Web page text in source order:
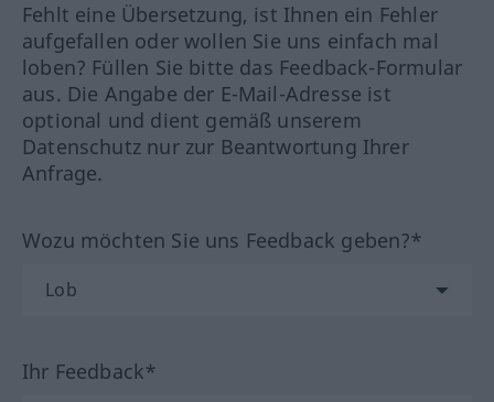
Fehlt eine Übersetzung, ist Ihnen ein Fehler
aufgefallen oder wollen Sie uns einfach mal
loben? Füllen Sie bitte das Feedback-Formular
aus. Die Angabe der E-Mail-Adresse ist
optional und dient gemäß unserem
Datenschutz nur zur Beantwortung Ihrer
Anfrage.
Wozu möchten Sie uns Feedback geben?*
Ihr Feedback*